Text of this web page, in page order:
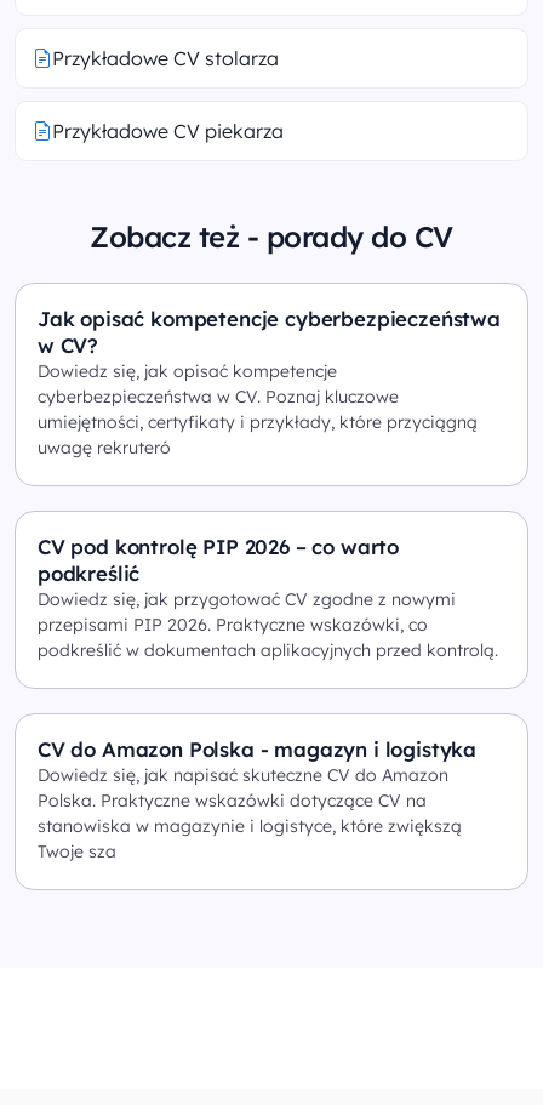
Przykładowe CV stolarza
Przykładowe CV piekarza
Zobacz też - porady do CV
Jak opisać kompetencje cyberbezpieczeństwa
w CV?
Dowiedz się, jak opisać kompetencje
cyberbezpieczeństwa w CV. Poznaj kluczowe
umiejętności, certyfikaty i przykłady, które przyciągną
uwagę rekruteró
CV pod kontrolę PIP 2026 – co warto
podkreślić
Dowiedz się, jak przygotować CV zgodne z nowymi
przepisami PIP 2026. Praktyczne wskazówki, co
podkreślić w dokumentach aplikacyjnych przed kontrolą.
CV do Amazon Polska - magazyn i logistyka
Dowiedz się, jak napisać skuteczne CV do Amazon
Polska. Praktyczne wskazówki dotyczące CV na
stanowiska w magazynie i logistyce, które zwiększą
Twoje sza